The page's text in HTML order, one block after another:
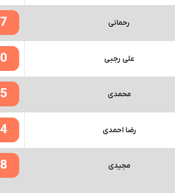
رحمانی
علی رجبی
محمدی
رضا احمدی
مجیدی